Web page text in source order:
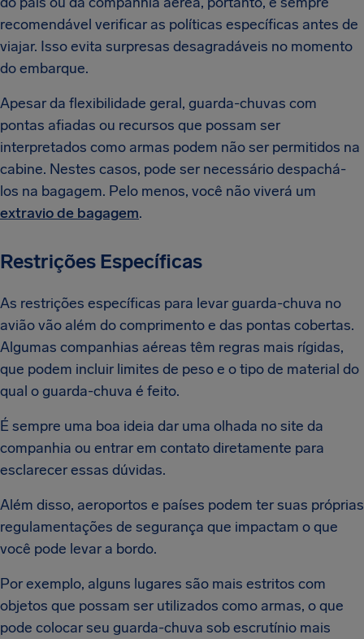
recomendável verificar as políticas específicas antes de
viajar. Isso evita surpresas desagradáveis no momento
do embarque.
Apesar da flexibilidade geral, guarda-chuvas com
pontas afiadas ou recursos que possam ser
interpretados como armas podem não ser permitidos na
cabine. Nestes casos, pode ser necessário despachá-
los na bagagem. Pelo menos, você não viverá um
extravio de bagagem.
Restrições Específicas
As restrições específicas para levar guarda-chuva no
avião vão além do comprimento e das pontas cobertas.
Algumas companhias aéreas têm regras mais rígidas,
que podem incluir limites de peso e o tipo de material do
qual o guarda-chuva é feito.
É sempre uma boa ideia dar uma olhada no site da
companhia ou entrar em contato diretamente para
esclarecer essas dúvidas.
Além disso, aeroportos e países podem ter suas próprias
regulamentações de segurança que impactam o que
você pode levar a bordo.
Por exemplo, alguns lugares são mais estritos com
objetos que possam ser utilizados como armas, o que
pode colocar seu guarda-chuva sob escrutínio mais